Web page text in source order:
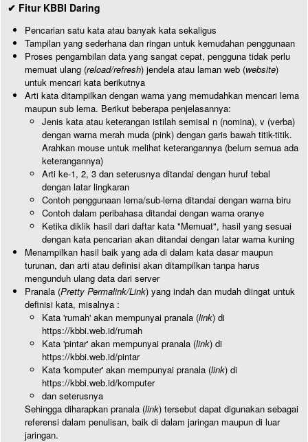
✔ Fitur KBBI Daring
Pencarian satu kata atau banyak kata sekaligus
Tampilan yang sederhana dan ringan untuk kemudahan penggunaan
Proses pengambilan data yang sangat cepat, pengguna tidak perlu
memuat ulang (reload/refresh) jendela atau laman web (website)
untuk mencari kata berikutnya
Arti kata ditampilkan dengan warna yang memudahkan mencari lema
maupun sub lema. Berikut beberapa penjelasannya:
Jenis kata atau keterangan istilah semisal n (nomina), v (verba)
dengan warna merah muda (pink) dengan garis bawah titik-titik.
Arahkan mouse untuk melihat keterangannya (belum semua ada
keterangannya)
Arti ke-1, 2, 3 dan seterusnya ditandai dengan huruf tebal
dengan latar lingkaran
Contoh penggunaan lema/sub-lema ditandai dengan warna biru
Contoh dalam peribahasa ditandai dengan warna oranye
Ketika diklik hasil dari daftar kata "Memuat", hasil yang sesuai
dengan kata pencarian akan ditandai dengan latar warna kuning
Menampilkan hasil baik yang ada di dalam kata dasar maupun
turunan, dan arti atau definisi akan ditampilkan tanpa harus
mengunduh ulang data dari server
Pranala (Pretty Permalink/Link) yang indah dan mudah diingat untuk
definisi kata, misalnya :
Kata 'rumah' akan mempunyai pranala (link) di
https://kbbi.web.id/rumah
Kata 'pintar' akan mempunyai pranala (link) di
https://kbbi.web.id/pintar
Kata 'komputer' akan mempunyai pranala (link) di
https://kbbi.web.id/komputer
dan seterusnya
Sehingga diharapkan pranala (link) tersebut dapat digunakan sebagai
referensi dalam penulisan, baik di dalam jaringan maupun di luar
jaringan.